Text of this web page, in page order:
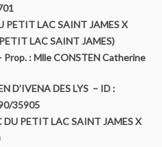
PETIT LAC SAINT JAMES X
LAC SAINT JAMES)
: Mlle CONSTEN Catherine
D’IVENA DES LYS – ID :
35905
PETIT LAC SAINT JAMES X